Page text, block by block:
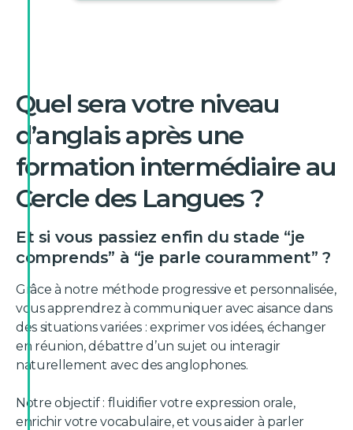
Quel seravotre niveau
d’anglaisaprès une
formation intermédiaire au
Cercle des Langues ?
Et si vous passiez enfin du stade “je
comprends” à “je parle couramment” ?
Grâce à notre méthode progressive et personnalisée,
vous apprendrez à communiquer avec aisance dans
des situations variées : exprimer vos idées, échanger
en réunion, débattre d’un sujet ou interagir
naturellement avec des anglophones.
Notre objectif : fluidifier votre expression orale,
enrichir votre vocabulaire, et vous aider à parler